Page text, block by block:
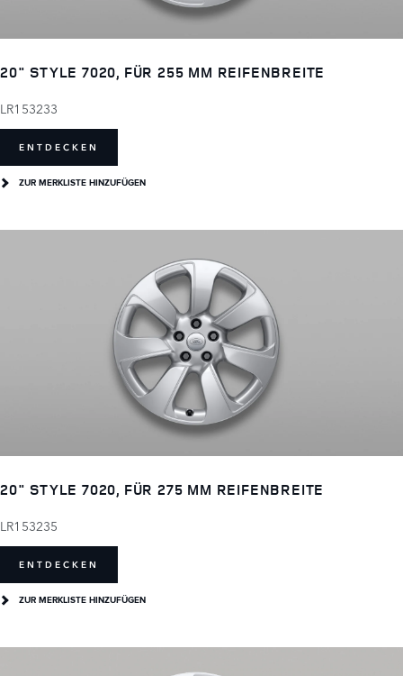
20" STYLE 7020, FÜR 255 MM REIFENBREITE
LR153233
ENTDECKEN
ZUR MERKLISTE HINZUFÜGEN
20" STYLE 7020, FÜR 275 MM REIFENBREITE
LR153235
ENTDECKEN
ZUR MERKLISTE HINZUFÜGEN